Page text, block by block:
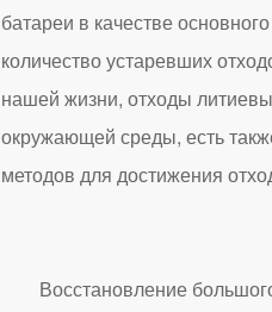
батареи в качестве
количество устаревших
нашей жизни, отходы
окружающей среды, есть
методов для достижения
Восстановление большого